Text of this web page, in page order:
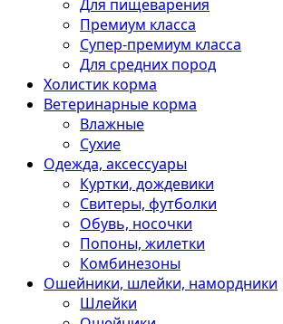
Для пищеварения
Премиум класса
Супер-премиум класса
Для средних пород
Холистик корма
Ветеринарные корма
Влажные
Сухие
Одежда, аксессуары
Куртки, дождевики
Свитеры, футболки
Обувь, носочки
Попоны, жилетки
Комбинезоны
Ошейники, шлейки, намордники
Шлейки